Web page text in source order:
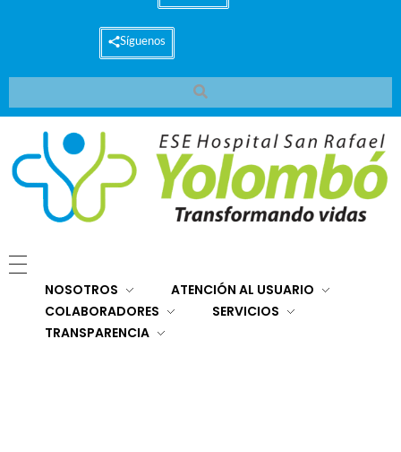
Síguenos
NOSOTROS
ATENCIÓN AL USUARIO
COLABORADORES
SERVICIOS
TRANSPARENCIA